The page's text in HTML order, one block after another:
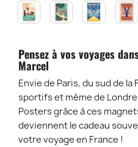
Le
RUGBY
LA
BAULE Jetée
Pensez à vos voyages
Marcel
Envie de Paris, du sud de
sportifs et même de
Posters grâce à ces
deviennent le cadeau
votre voyage en France !